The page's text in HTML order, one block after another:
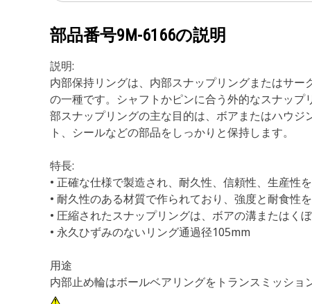
部品番号9M-6166の説明
説明:
内部保持リングは、内部スナップリングまたはサ
の一種です。シャフトかピンに合う外的なスナッ
部スナップリングの主な目的は、ボアまたはハウ
ト、シールなどの部品をしっかりと保持します。
特長:
• 正確な仕様で製造され、耐久性、信頼性、生産性
• 耐久性のある材質で作られており、強度と耐食性
• 圧縮されたスナップリングは、ボアの溝またはく
• 永久ひずみのないリング通過径105mm
用途
内部止め輪はボールベアリングをトランスミッショ